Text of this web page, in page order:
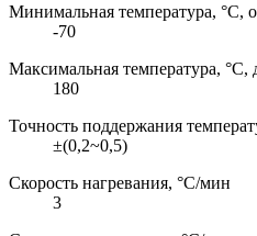
Минимальная температура, °C,
-70
Максимальная температура, °C,
180
Точность поддержания
±(0,2~0,5)
Скорость нагревания, °C/мин
3